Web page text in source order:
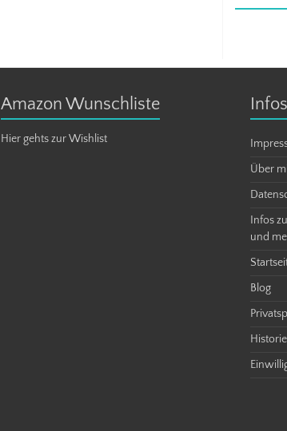
Amazon Wunschliste
Hier gehts zur Wishlist
Über
Infos
und
Blog